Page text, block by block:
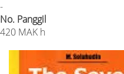
-
No. Panggil
420 MAK h